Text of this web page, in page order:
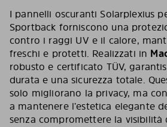
I pannelli oscuranti Solarplexius
Sportback forniscono una
contro i raggi UV e il calore,
freschi e protetti. Realizzati in
robusto e certificato TÜV,
durata e una sicurezza totale.
solo migliorano la privacy, ma
a mantenere l’estetica elegante
senza compromettere la visibilità